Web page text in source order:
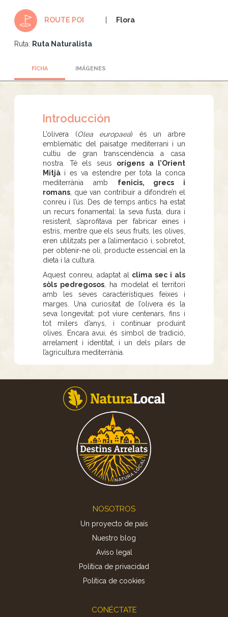
ROUTE POI Flora
Ruta: Ruta Naturalista
FICHA IMÁGENES
Introducción
L’olivera (Olea europaea) és un arbre
emblemàtic del paisatge mediterrani i un
cultiu de gran transcendència a casa
nostra. Té els seus orígens a l’Orient
Mitjà i es va estendre per tota la conca
mediterrània amb fenicis, grecs i
romans , que van contribuir a difondre’n el
conreu i l’ús. Des de temps antics ha estat
un recurs fonamental: la seva fusta, dura i
resistent, s’aprofitava per fabricar eines i
estris, mentre que els seus fruits, les olives,
eren utilitzats per a l’alimentació i, sobretot,
per obtenir-ne oli, producte essencial en la
dieta i la cultura.
Aquest conreu, adaptat al clima sec i als
sòls pedregosos , ha modelat el territori
amb les seves característiques feixes i
marges. Una curiositat de l’olivera és la
seva longevitat: pot viure centenars, fins i
tot milers d’anys, i continuar produint
olives. Encara avui, és símbol de tradició,
arrelament i identitat, i un dels pilars de
l’agricultura mediterrània.
NOSOTROS
Un proyecto de país
Nuestro blog
Aviso legal
Política de privacidad
Politica de cookies
CONÉCTATE